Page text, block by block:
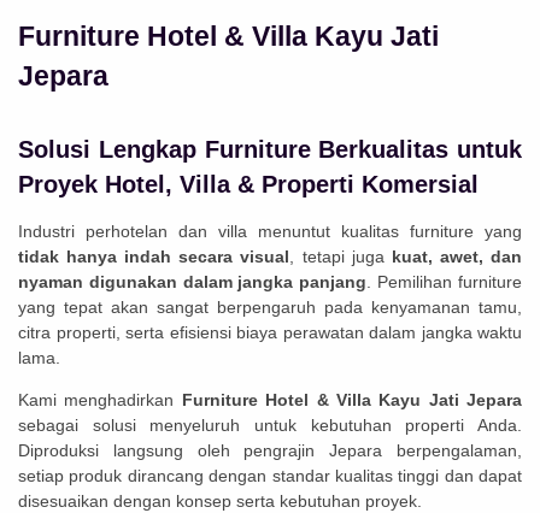
Furniture Hotel & Villa Kayu Jati
Jepara
Solusi Lengkap Furniture Berkualitas untuk
Proyek Hotel, Villa & Properti Komersial
Industri perhotelan dan villa menuntut kualitas furniture yang
tidak hanya indah secara visual , tetapi juga kuat, awet, dan
nyaman digunakan dalam jangka panjang . Pemilihan furniture
yang tepat akan sangat berpengaruh pada kenyamanan tamu,
citra properti, serta efisiensi biaya perawatan dalam jangka waktu
lama.
Kami menghadirkan Furniture Hotel & Villa Kayu Jati Jepara
sebagai solusi menyeluruh untuk kebutuhan properti Anda.
Diproduksi langsung oleh pengrajin Jepara berpengalaman,
setiap produk dirancang dengan standar kualitas tinggi dan dapat
disesuaikan dengan konsep serta kebutuhan proyek.